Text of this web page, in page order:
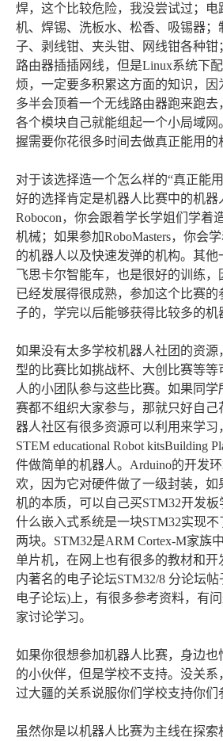
焊，这个比较危险，我没尝试过；电
机、焊锡、洗板水、松香、吸锡器；
子、剥线钳、夹头钳、网线钳各种钳
路由器插插网线，但是Linux系统下
烦，一定要多积累这方面的知识，因
多半会顶着一个无线路由器跑来跑去
各个模块自己就能组起一个小局域网
握需要你花很多时间去做真正能用的
对于该选择造一个怎么样的“真正能
好的选择肯定是机器人比赛中的机器
Robocon，你会跟着学长学姐们学着
机械；如果参加RoboMasters，你会
的机器人以及快速发弹的机构。其他
飞思卡尔智能车，也是很好的训练，
已经发展得很成熟，参加这个比赛
子的，学完以后能够获得比较多的机
如果没有太多学校机器人社团的资源
型的比赛比如挑战杯、大创比赛等
人的小团队参与这些比赛。如果同
赛都不组织大家参与，那就只好自己
器人社区有很多资源可以利用来学习
STEM educational Robot kitsBuilding
件做简单的机器人。Arduino的开发
欢，因为它对硬件做了一级封装，如
机的本质，可以自己买STM32开发
什么嵌入式系统是一块STM32实现不
两块。STM32是ARM Cortex‑M家族
单片机，在网上也有很多的教材和开
内著名的电子论坛STM32/8 分论坛帖
电子论坛)上，有很多参考资料，有
家讨论学习。
如果你很想参加机器人比赛，身边也
的小伙伴，但是学校不支持。没关系
过大疆的关系说服你们学校支持你们
虽然你是以机器人比赛为主线在探